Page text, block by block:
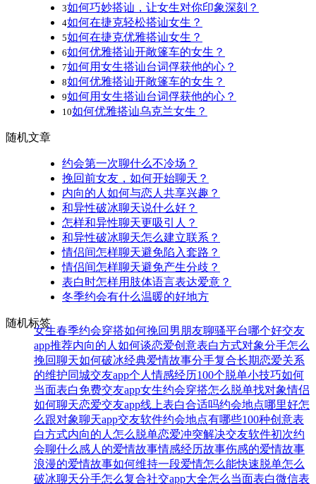
3如何巧妙搭讪，让女生对你印象深刻？
4如何在捷克轻松搭讪女生？
5如何在捷克优雅搭讪女生？
6如何优雅搭讪开敞篷车的女生？
7如何用女生搭讪台词俘获他的心？
8如何优雅搭讪开敞篷车的女生？
9如何用女生搭讪台词俘获他的心？
10如何优雅搭讪乌克兰女生？
随机文章
约会第一次聊什么不冷场？
挽回前女友，如何开始聊天？
内向的人如何与恋人共享兴趣？
和异性破冰聊天说什么好？
怎样和异性聊天更吸引人？
和异性破冰聊天怎么建立联系？
情侣间怎样聊天避免陷入套路？
情侣间怎样聊天避免产生分歧？
表白时怎样用肢体语言表达爱意？
冬季约会有什么温暖的好地方
随机标签
女生春季约会穿搭如何挽回男朋友聊骚平台哪个好交友
app推荐内向的人如何谈恋爱创意表白方式对象分手怎么
挽回聊天如何破冰经典爱情故事分手复合长期恋爱关系
的维护同城交友app个人情感经历100个脱单小技巧如何
当面表白免费交友app女生约会穿搭怎么脱单找对象情侣
如何聊天恋爱交友app线上表白合适吗约会地点哪里好怎
么跟对象聊天app交友软件约会地点有哪些100种创意表
白方式内向的人怎么脱单恋爱冲突解决交友软件初次约
会聊什么感人的爱情故事情感经历故事伤感的爱情故事
浪漫的爱情故事如何维持一段爱情怎么能快速脱单怎么
破冰聊天分手怎么复合社交app大全怎么当面表白微信表